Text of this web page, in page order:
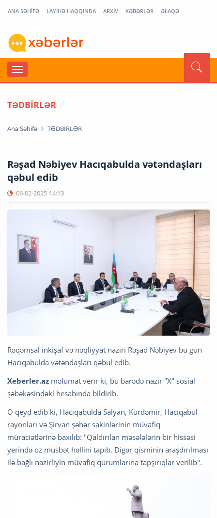
ANA SƏHİFƏ LAYİHƏ HAQQINDA ARXİV XƏBƏRLƏR ƏLAQƏ
TƏDBİRLƏR
Ana Səhifə TƏDBİRLƏR
Rəşad Nəbiyev Hacıqabulda vətəndaşları
qəbul edib
06-02-2025 14:13
Rəqəmsal inkişaf və nəqliyyat naziri Rəşad Nəbiyev bu gün
Hacıqabulda vətəndaşları qəbul edib.
Xeberler.az məlumat verir ki, bu barədə nazir "X" sosial
şəbəkəsindəki hesabında bildirib.
O qeyd edib ki, Hacıqabulda Salyan, Kürdəmir, Hacıqabul
rayonları və Şirvan şəhər sakinlərinin müvafiq
müraciətlərinə baxılıb: "Qaldırılan məsələlərin bir hissəsi
yerində öz müsbət həllini tapıb. Digər qisminin araşdırılması
ilə bağlı nazirliyin müvafiq qurumlarına tapşırıqlar verilib".